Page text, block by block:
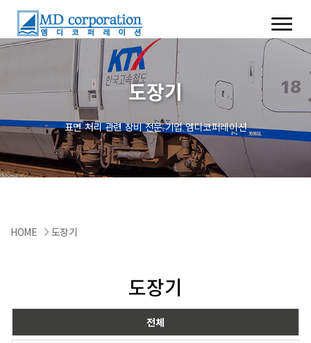
도장기
표면 처리 관련 장비 전문 기업 엠디코퍼레이션
HOME 도장기
도장기
전체